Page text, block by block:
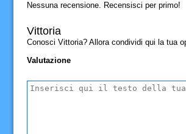
Nessuna recensione. Recensisci per primo!
Vittoria
Conosci Vittoria? Allora condividi qui la tua
Valutazione